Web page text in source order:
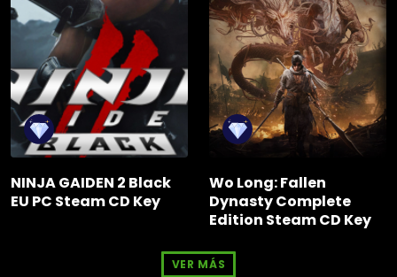
NINJA GAIDEN 2 Black
EU PC Steam CD Key
Wo Long: Fallen
Dynasty Complete
Edition Steam CD Key
VER MÁS